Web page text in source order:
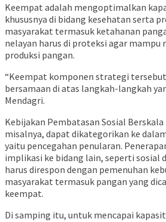
Keempat adalah mengoptimalkan
khususnya di bidang kesehatan serta
masyarakat termasuk ketahanan
nelayan harus di proteksi agar mampu
produksi pangan.
“Keempat komponen strategi
bersamaan di atas langkah-langkah
Mendagri.
Kebijakan Pembatasan Sosial Berskala
misalnya, dapat dikategorikan ke
yaitu pencegahan penularan.
implikasi ke bidang lain, seperti sosial
harus direspon dengan pemenuhan
masyarakat termasuk pangan yang
keempat.
Di samping itu, untuk mencapai